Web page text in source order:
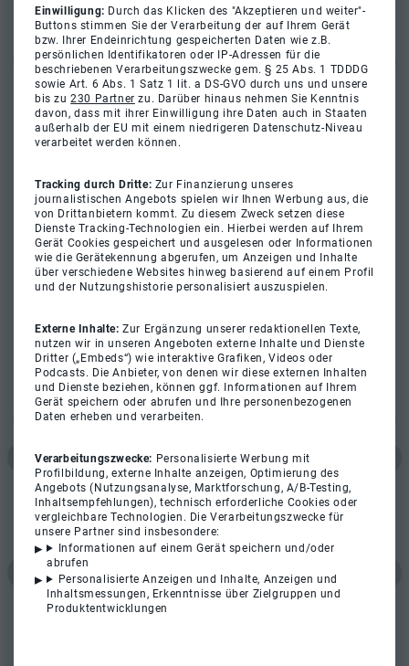
Einwilligung: Durch das Klicken des "Akzeptieren und weiter"-
Buttons stimmen Sie der Verarbeitung der auf Ihrem Gerät
bzw. Ihrer Endeinrichtung gespeicherten Daten wie z.B.
persönlichen Identifikatoren oder IP-Adressen für die
beschriebenen Verarbeitungszwecke gem. § 25 Abs. 1 TDDDG
sowie Art. 6 Abs. 1 Satz 1 lit. a DS-GVO durch uns und unsere
bis zu230 Partner zu. Darüber hinaus nehmen Sie Kenntnis
davon, dass mit ihrer Einwilligung ihre Daten auch in Staaten
außerhalb der EU mit einem niedrigeren Datenschutz-Niveau
verarbeitet werden können.
Tracking durch Dritte: Zur Finanzierung unseres
journalistischen Angebots spielen wir Ihnen Werbung aus, die
von Drittanbietern kommt. Zu diesem Zweck setzen diese
Dienste Tracking-Technologien ein. Hierbei werden auf Ihrem
Gerät Cookies gespeichert und ausgelesen oder Informationen
wie die Gerätekennung abgerufen, um Anzeigen und Inhalte
über verschiedene Websites hinweg basierend auf einem Profil
und der Nutzungshistorie personalisiert auszuspielen.
Externe Inhalte:Zur Ergänzung unserer redaktionellen Texte,
nutzen wir in unseren Angeboten externe Inhalte und Dienste
Dritter („Embeds“) wie interaktive Grafiken, Videos oder
Podcasts. Die Anbieter, von denen wir diese externen Inhalten
und Dienste beziehen, können ggf. Informationen auf Ihrem
Gerät speichern oder abrufen und Ihre personenbezogenen
Daten erheben und verarbeiten.
Verarbeitungszwecke: Personalisierte Werbung mit
Profilbildung, externe Inhalte anzeigen, Optimierung des
Angebots (Nutzungsanalyse, Marktforschung, A/B-Testing,
Inhaltsempfehlungen), technisch erforderliche Cookies oder
vergleichbare Technologien. Die Verarbeitungszwecke für
unsere Partner sind insbesondere:
Informationen auf einem Gerät speichern und/oder
abrufen
Personalisierte Anzeigen und Inhalte, Anzeigen und
Inhaltsmessungen, Erkenntnisse über Zielgruppen und
Produktentwicklungen